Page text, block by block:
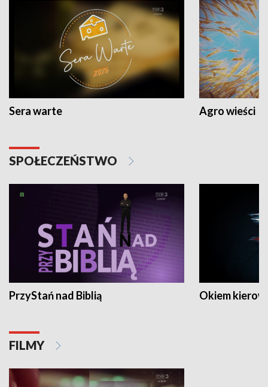
Sera warte Agro wieści
SPOŁECZEŃSTWO
PrzyStań nad Biblią Okiem
FILMY